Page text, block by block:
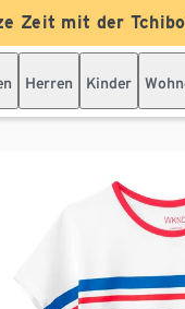
Zeit mit der
Herren Kinder